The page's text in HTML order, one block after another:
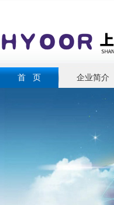
首 页 企业简介